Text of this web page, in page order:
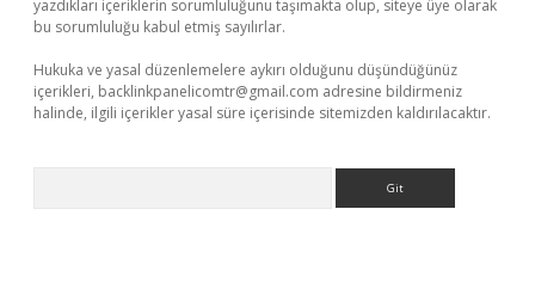
yazdıkları içeriklerin sorumluluğunu taşımakta olup, siteye üye olarak
bu sorumluluğu kabul etmiş sayılırlar.
Hukuka ve yasal düzenlemelere aykırı olduğunu düşündüğünüz
içerikleri, backlinkpanelicomtr@gmail.com adresine bildirmeniz
halinde, ilgili içerikler yasal süre içerisinde sitemizden kaldırılacaktır.